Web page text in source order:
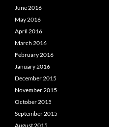
June 2016
May 2016
April 2016
March 2016
February 2016
January 2016
December 2015
November 2015
October 2015
September 2015
August 2015